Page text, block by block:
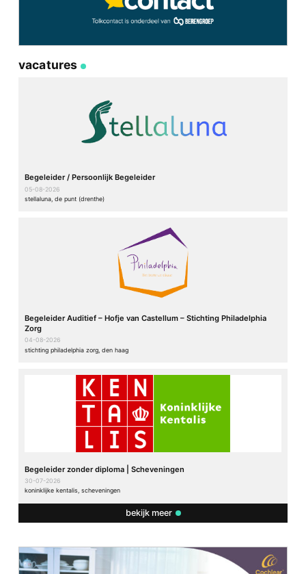
vacatures
Begeleider / Persoonlijk Begeleider
05-08-2026
stellaluna, de punt (drenthe)
Begeleider Auditief – Hofje van Castellum – Stichting Philadelphia
Zorg
04-08-2026
stichting philadelphia zorg, den haag
Begeleider zonder diploma | Scheveningen
30-07-2026
koninklijke kentalis, scheveningen
bekijk meer